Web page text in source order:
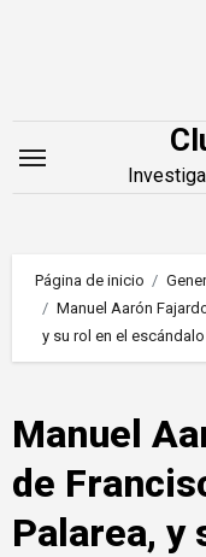
Página de inicio
Manuel Aarón
y su rol en el
Manuel
de
Palarea, y